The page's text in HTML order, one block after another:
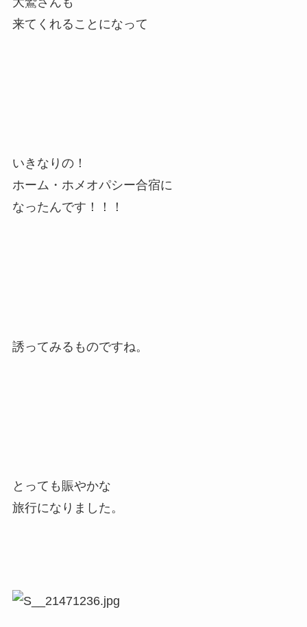
来てくれることになって
いきなりの！
ホーム・ホメオパシー合宿に
なったんです！！！
誘ってみるものですね。
とっても賑やかな
旅行になりました。